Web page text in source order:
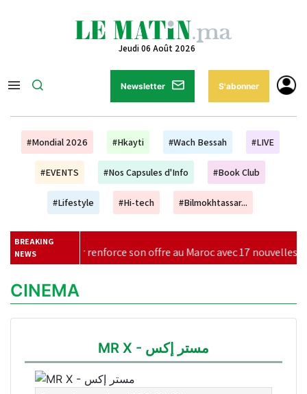
Jeudi 06 Août 2026
Newsletter S'abonner
#Mondial 2026 #Hkayti #Wach Bessah #LIVE
#EVENTS #Nos Capsules d'Info #Book Club
#Lifestyle #Hi-tech #Bilmokhtassar...
BREAKING
NEWS
renforce son offre au Maroc avec 17 nouvelles lignes pour
CINEMA
MR X - مستر إكس